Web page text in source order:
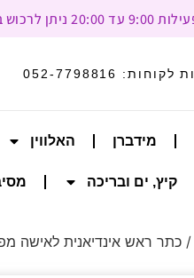
93, רמת גן
לקוחות: 052-7798816
מידברן האלווין
קיץ, ים ובריכה
/ כתר ראש אינדיאנית לאישה